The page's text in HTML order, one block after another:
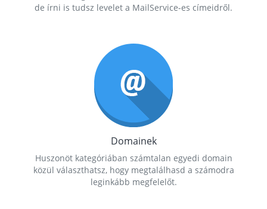
de írni is tudsz levelet a MailService-es címeidről.
Domainek
Huszonöt kategóriában számtalan egyedi domain
közül választhatsz, hogy megtalálhasd a számodra
leginkább megfelelőt.